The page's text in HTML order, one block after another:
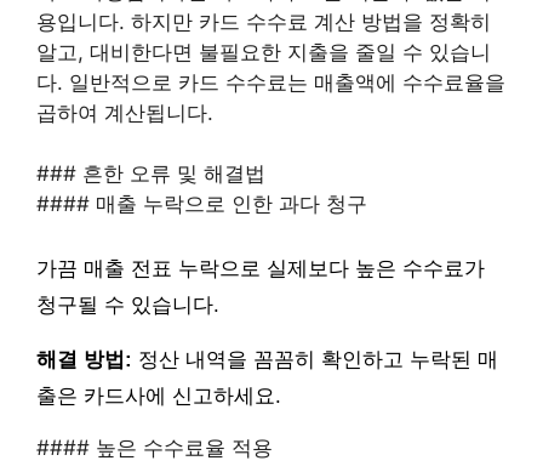
용입니다. 하지만 카드 수수료 계산 방법을 정확히
알고, 대비한다면 불필요한 지출을 줄일 수 있습니
다. 일반적으로 카드 수수료는 매출액에 수수료율을
곱하여 계산됩니다.
### 흔한 오류 및 해결법
#### 매출 누락으로 인한 과다 청구
가끔 매출 전표 누락으로 실제보다 높은 수수료가
청구될 수 있습니다.
해결 방법: 정산 내역을 꼼꼼히 확인하고 누락된 매
출은 카드사에 신고하세요.
#### 높은 수수료율 적용